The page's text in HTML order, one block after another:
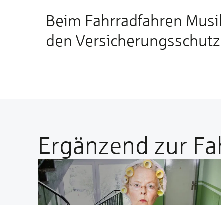
Beim Fahr­rad­fah­ren
den
Ergänzend zur